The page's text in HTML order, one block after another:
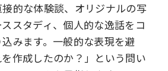
的な体験談、オリジナルの写
スタディ、個人的な逸話をコ
みます。一般的な表現を避
作成したのか？」という問い